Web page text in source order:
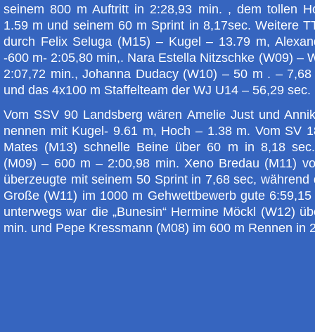
seinem 800 m Auftritt in 2:28,93 min. , dem tollen
1.59 m und seinem 60 m Sprint in 8,17sec. Weitere
durch Felix Seluga (M15) – Kugel – 13.79 m,
-600 m- 2:05,80 min,. Nara Estella Nitzschke (W09) –
2:07,72 min., Johanna Dudacy (W10) – 50 m . –
und das 4x100 m Staffelteam der WJ U14 – 56,29 sec.
Vom SSV 90 Landsberg wären Amelie Just und
nennen mit Kugel- 9.61 m, Hoch – 1.38 m. Vom SV
Mates (M13) schnelle Beine über 60 m in 8,18
(M09) – 600 m – 2:00,98 min. Xeno Bredau (M11)
überzeugte mit seinem 50 Sprint in 7,68 sec, während
Große (W11) im 1000 m Gehwettbewerb gute
unterwegs war die „Bunesin“ Hermine Möckl (W12)
min. und Pepe Kressmann (M08) im 600 m Rennen in